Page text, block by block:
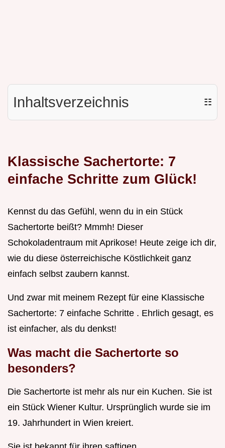
Inhaltsverzeichnis ☷
Klassische Sachertorte: 7
einfache Schritte zum Glück!
Kennst du das Gefühl, wenn du in ein Stück
Sachertorte beißt? Mmmh! Dieser
Schokoladentraum mit Aprikose! Heute zeige ich dir,
wie du diese österreichische Köstlichkeit ganz
einfach selbst zaubern kannst.
Und zwar mit meinem Rezept für eine Klassische
Sachertorte: 7 einfache Schritte . Ehrlich gesagt, es
ist einfacher, als du denkst!
Was macht die Sachertorte so
besonders?
Die Sachertorte ist mehr als nur ein Kuchen. Sie ist
ein Stück Wiener Kultur. Ursprünglich wurde sie im
19. Jahrhundert in Wien kreiert.